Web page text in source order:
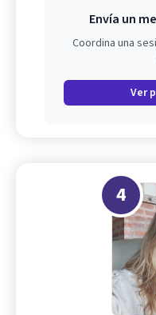
Envía un
Coordina una
Ver
4